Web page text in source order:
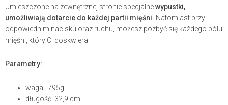
Umieszczone na zewnętrznej stronie specjalnewypustki,
umożliwiają dotarcie do każdej partii mięśni. Natomiast przy
odpowiednim nacisku oraz ruchu, możesz pozbyć się każdego bólu
mięśni, który Ci doskwiera.
Parametry:
waga: 795g
długość: 32,9 cm